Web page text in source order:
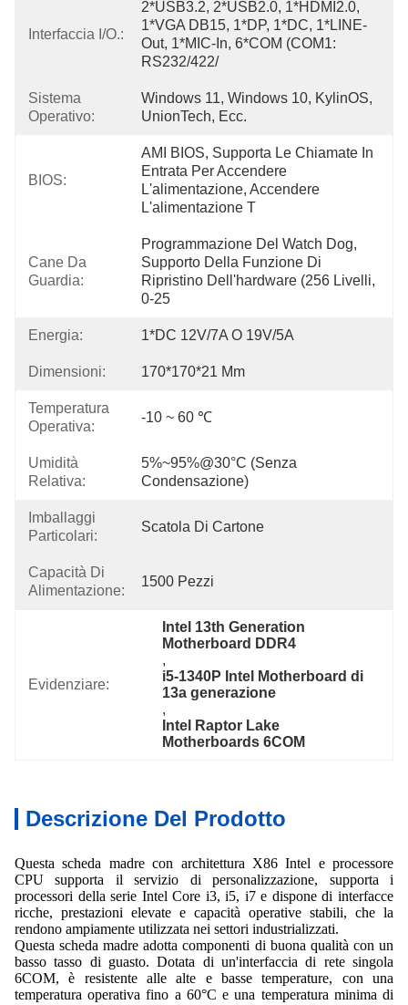
Interfaccia I/O.:
2*USB3.2, 2*USB2.0, 1*HDMI2.0,
1*VGA DB15, 1*DP, 1*DC, 1*LINE-
Out, 1*MIC-In, 6*COM (COM1:
RS232/422/
Sistema
Operativo:
Windows 11, Windows 10, KylinOS,
UnionTech, Ecc.
BIOS:
AMI BIOS, Supporta Le Chiamate In
Entrata Per Accendere
L'alimentazione, Accendere
L'alimentazione T
Cane Da
Guardia:
Programmazione Del Watch Dog,
Supporto Della Funzione Di
Ripristino Dell'hardware (256 Livelli,
0-25
Energia: 1*DC 12V/7A O 19V/5A
Dimensioni: 170*170*21 Mm
Temperatura
Operativa:
-10 ~ 60 ℃
Umidità
Relativa:
5%~95%@30°C (senza
Condensazione)
Imballaggi
Particolari:
Scatola Di Cartone
Capacità Di
Alimentazione:
1500 Pezzi
Evidenziare:
Intel 13th Generation
Motherboard DDR4
,
i5-1340P Intel Motherboard di
13a generazione
,
Intel Raptor Lake
Motherboards 6COM
Descrizione Del Prodotto
Questa scheda madre con architettura X86 Intel e processore
CPU supporta il servizio di personalizzazione, supporta i
processori della serie Intel Core i3, i5, i7 e dispone di interfacce
ricche, prestazioni elevate e capacità operative stabili, che la
rendono ampiamente utilizzata nei settori industrializzati.
Questa scheda madre adotta componenti di buona qualità con un
basso tasso di guasto. Dotata di un'interfaccia di rete singola
6COM, è resistente alle alte e basse temperature, con una
temperatura operativa fino a 60°C e una temperatura minima di